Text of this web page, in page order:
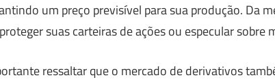
um preço previsível para sua produção. Da
suas carteiras de ações ou especular sobre
ressaltar que o mercado de derivativos